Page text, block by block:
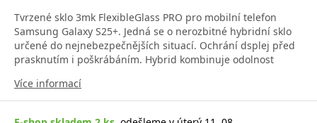
Tvrzené sklo 3mk FlexibleGlass PRO pro mobilní telefon
Samsung Galaxy S25+. Jedná se o nerozbitné hybridní sklo
určené do nejnebezpečnějších situací. Ochrání dsplej před
prasknutím i poškrábáním. Hybrid kombinuje odolnost
Více informací